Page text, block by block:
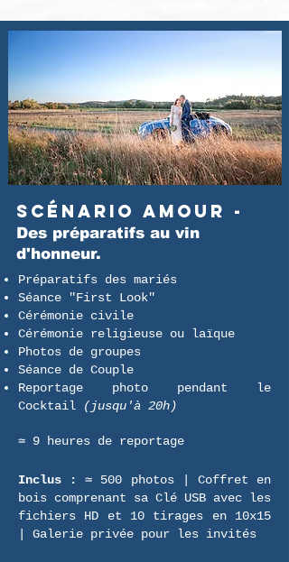
Scénario AMOUR -
Des préparatifs au vin
d'honneur.
Préparatifs des mariés
Séance "First Look"
Cérémonie civile
Cérémonie religieuse ou laïque
Photos de groupes
Séance de Couple
Reportage photo pendant le
Cocktail
(jusqu'à 20h)
≃ 9 heures de reportage​
Inclus :
≃ 500 photos | Coffret en
bois comprenant sa Clé USB avec les
fichiers HD et 10 tirages en 10x15
| Galerie privée pour les invités